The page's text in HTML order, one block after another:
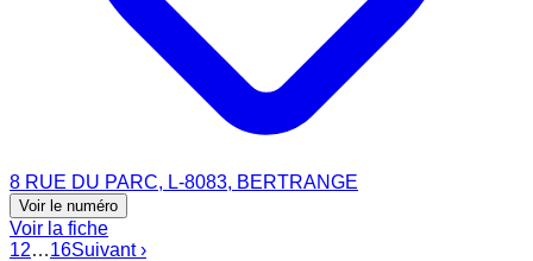
8 RUE DU PARC, L-8083, BERTRANGE
Voir le numéro
Voir la fiche
12…16Suivant ›